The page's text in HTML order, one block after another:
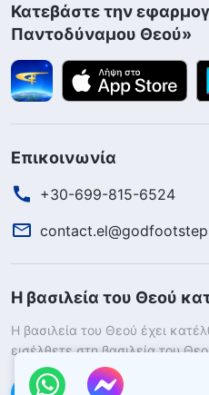
Κατεβάστε την
Παντοδύναμου Θεού»
Επικοινωνία
+30-699-815-6524
Η βασιλεία του Θεού
Η βασιλεία του Θεού έχει
εισέλθετε στη βασιλεία του